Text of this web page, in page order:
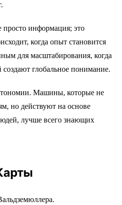
информация; это
когда опыт становится
для масштабирования, когда
глобальное понимание.
Машины, которые не
но действуют на основе
лучше всего знающих